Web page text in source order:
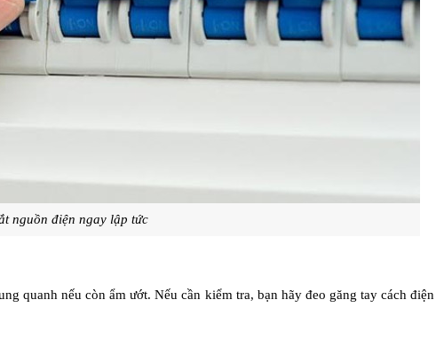
nguồn điện ngay lập tức
quanh nếu còn ẩm ướt. Nếu cần kiểm tra, bạn hãy đeo găng tay cách